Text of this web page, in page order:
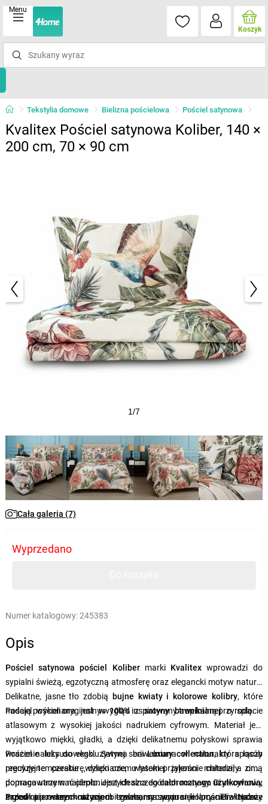
Menu
Koszyk
Tekstylia domowe Bielizna pościelowa Pościel satynowa
Kvalitex Pościel satynowa Koliber, 140 ×
200 cm, 70 × 90 cm
1/7
Cała galeria (7)
Wyprzedano
Numer katalogowy:245383
Opis
Pościel satynowa pościel Koliber marki Kvalitexwprowadzi do
sypialni świeżą, egzotyczną atmosferę oraz elegancki motyw natury.
Delikatne, jasne tło zdobią bujne kwiaty i kolorowe kolibry, które
nadają pościeli oryginalny wygląd inspirowany tropikalną przyrodą.
Pościel wykonana jestw 100%zsatyny bawełnianejo splocie
atlasowym z wysokiej jakości nadrukiem cyfrowym. Materiał jest
wyjątkowo miękki, gładki, a dzięki delikatnemu połyskowi sprawia
wrażenie luksusowego. Satyna bawełniana w naturalny sposób
reguluje temperaturę, dzięki czemu latem przyjemnie chłodzi, a zimą
pomaga utrzymać ciepło. Jest idealna docałorocznego użytkowania,
agładka powierzchnia zapobiega marszczeniu się i łamaniu włosów.
Pościel należy do ekskluzywnej seriiLuxury collection, która łączy
precyzyjne czeskie wykonanie, wysokiej jakości materiały oraz
dopracowane w najdrobniejszych szczegółach motywy. Druk cyfrowy
zapewnia ostre kontury i trwałe, nasycone kolory. Praktyczne
Przed pierwszym użyciemzalecamy wypranie pościeli. Należy